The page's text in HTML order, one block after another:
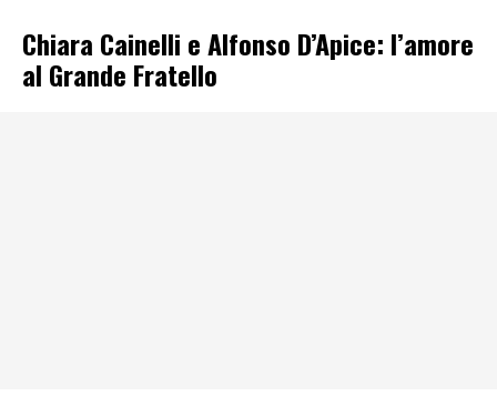
Chiara Cainelli e Alfonso D’Apice: l’amore
al Grande Fratello